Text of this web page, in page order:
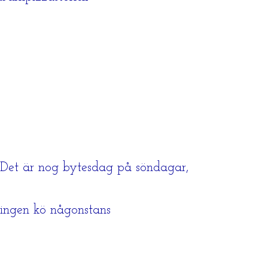
Det är nog bytesdag på söndagar,
ingen kö någonstans